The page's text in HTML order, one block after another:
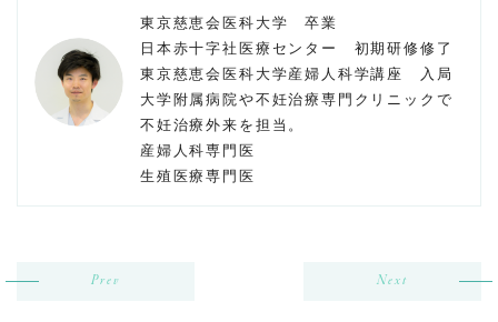
東京慈恵会医科大学 卒業
日本赤十字社医療センター 初期研修修了
東京慈恵会医科大学産婦人科学講座 入局
大学附属病院や不妊治療専門クリニックで
不妊治療外来を担当。
産婦人科専門医
生殖医療専門医
Prev Next